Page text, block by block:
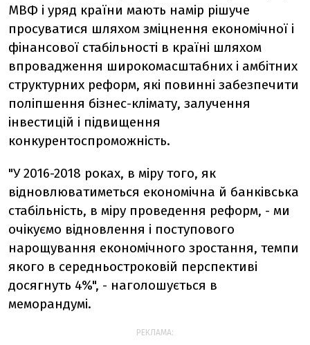
МВФ і уряд країни мають намір рішуче
просуватися шляхом зміцнення економічної і
фінансової стабільності в країні шляхом
впровадження широкомасштабних і амбітних
структурних реформ, які повинні забезпечити
поліпшення бізнес-клімату, залучення
інвестицій і підвищення
конкурентоспроможність.
"У 2016-2018 роках, в міру того, як
відновлюватиметься економічна й банківська
стабільність, в міру проведення реформ, - ми
очікуємо відновлення і поступового
нарощування економічного зростання, темпи
якого в середньостроковій перспективі
досягнуть 4%", - наголошується в
меморандумі.
РЕКЛАМА: